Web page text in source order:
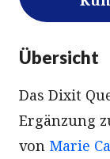
Übersicht
Das Dixit
Ergänzung
von Marie